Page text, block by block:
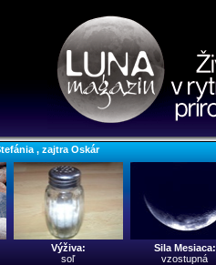
, zajtra Oskár
Výživa:
soľ
Sila Mesiaca:
vzostupná